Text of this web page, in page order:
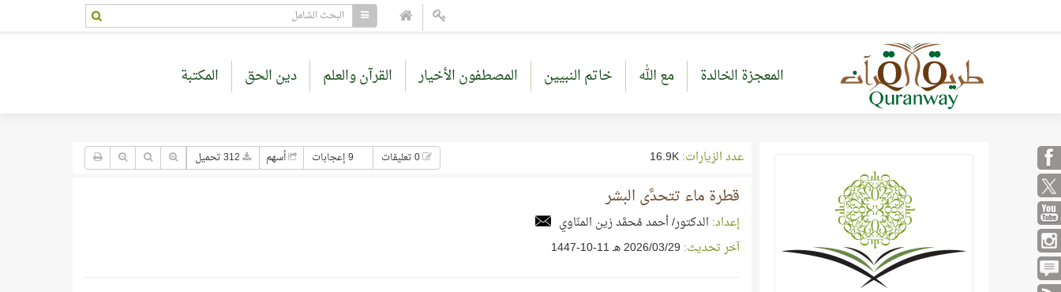
المعجزة الخالدة مع الله خاتم النبيين المصطفون الأخيار القرآن والعلم دين الحق المكتبة
عدد الزيارات: 9 إعجابات أسهم
قطرة ماء تتحدَّى البشر
إعداد: الدكتور/ أحمد مُحمَّد زين المنّاوي
آخر تحديث: 29‏/03‏/2026 هـ 11-10-1447